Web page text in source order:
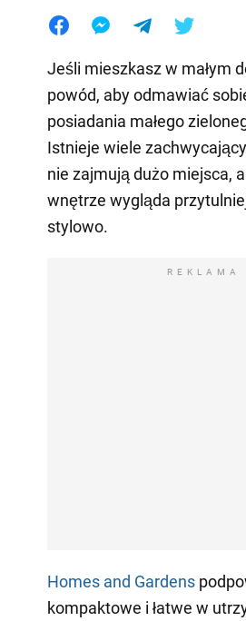
Jeśli mieszkasz w małym
powód, aby odmawiać
posiadania małego
Istnieje wiele
nie zajmują dużo miejsca,
wnętrze wygląda
stylowo.
REKLAMA
Homes and Gardens
kompaktowe i łatwe w